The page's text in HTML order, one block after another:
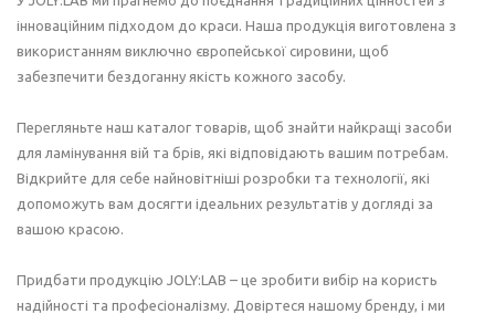
інноваційним підходом до краси. Наша продукція виготовлена з
використанням виключно європейської сировини, щоб
забезпечити бездоганну якість кожного засобу.
Перегляньте наш каталог товарів, щоб знайти найкращі засоби
для ламінування вій та брів, які відповідають вашим потребам.
Відкрийте для себе найновітніші розробки та технології, які
допоможуть вам досягти ідеальних результатів у догляді за
вашою красою.
Придбати продукцію JOLY:LAB – це зробити вибір на користь
надійності та професіоналізму. Довіртеся нашому бренду, і ми